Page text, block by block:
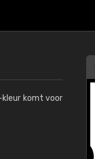
kleur komt voor